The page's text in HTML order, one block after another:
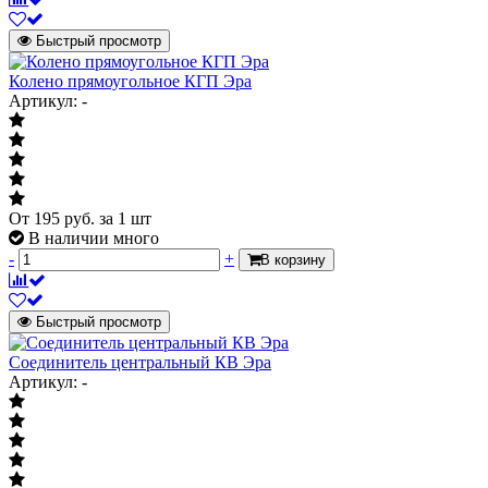
Быстрый просмотр
Колено прямоугольное КГП Эра
Артикул: -
От 195 руб. за 1 шт
В наличии много
-
+ В корзину
Быстрый просмотр
Соединитель центральный КВ Эра
Артикул: -